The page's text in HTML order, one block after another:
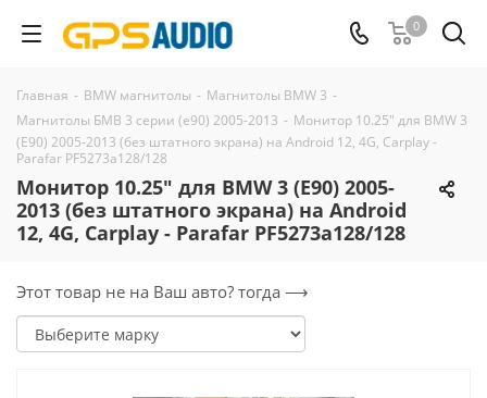
0
Главная - BMW магнитолы - Магнитолы BMW 3 -
Магнитолы БМВ 3 серии (е90) 2005-2013 - Монитор 10.25" для BMW 3
(E90) 2005-2013 (без штатного экрана) на Android 12, 4G, Carplay -
Parafar PF5273a128/128
Монитор 10.25" для BMW 3 (E90) 2005-
2013 (без штатного экрана) на Android
12, 4G, Carplay - Parafar PF5273a128/128
Этот товар не на Ваш авто? тогда ⟶